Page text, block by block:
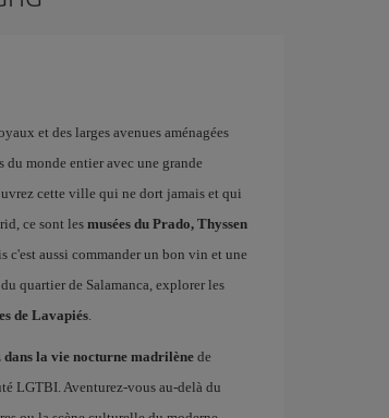
et des larges avenues aménagées
monde entier avec une grande
cette ville qui ne dort jamais et qui
ce sont les musées du Prado, Thyssen
c'est aussi commander un bon vin et une
quartier de Salamanca, explorer les
de Lavapiés.
dans la vie nocturne madrilènede
LGTBI. Aventurez-vous au-delà du